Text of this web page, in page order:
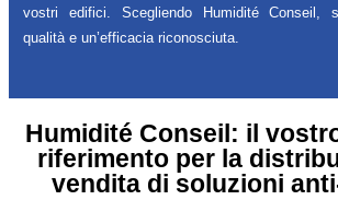
vostri edifici. Scegliendo Humidité Conseil,
qualità e un’efficacia riconosciuta.
Humidité Conseil: il
riferimento per la
vendita di soluzioni